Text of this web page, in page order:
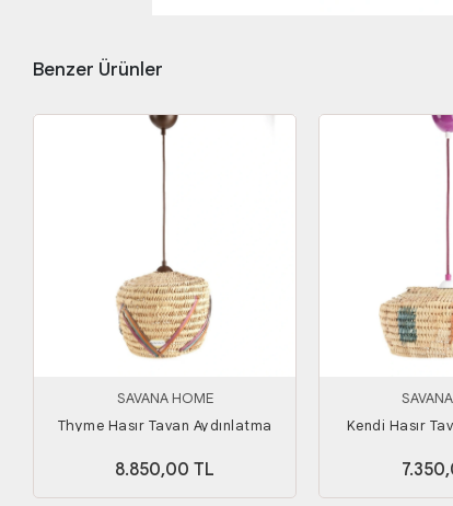
Benzer Ürünler
SAVANA HOME
Thyme Hasır Tavan Aydınlatma
8.850,00 TL
Kendi Hasır